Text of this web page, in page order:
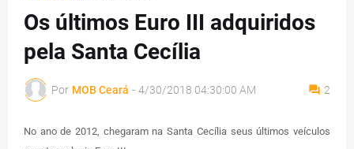
Os últimos Euro III adquiridos
pela Santa Cecília
Por MOB Ceará - 4/30/2018 04:30:00 AM 2
No ano de 2012, chegaram na Santa Cecília seus últimos veículos